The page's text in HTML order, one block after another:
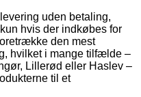
uden betaling,
hvis der indkøbes for
den mest
hvilket i mange tilfælde –
Lillerød eller Haslev –
til et